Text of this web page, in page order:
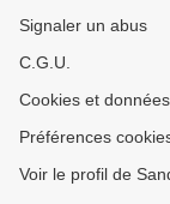
Signaler un abus
C.G.U.
Cookies et
Préférences
Voir le profil de